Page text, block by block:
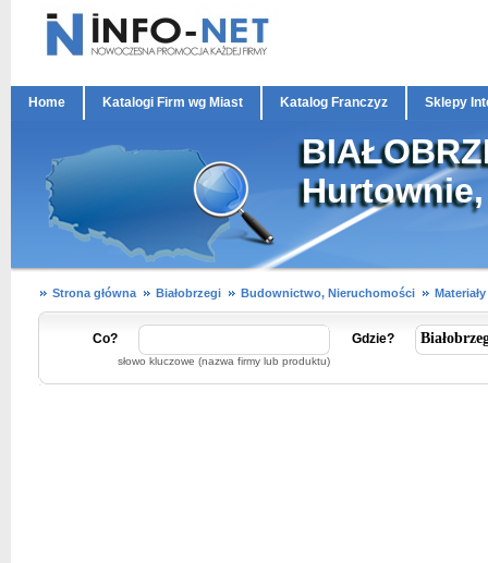
Home Katalogi Firm wg Miast Katalog Franczyz Sklepy
Strona główna Białobrzegi Budownictwo, Nieruchomości
Co?
słowo kluczowe (nazwa firmy lub produktu)
Gdzie?